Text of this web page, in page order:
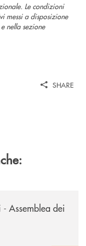
Le condizioni
messi a disposizione
nella sezione
SHARE
Assemblea dei